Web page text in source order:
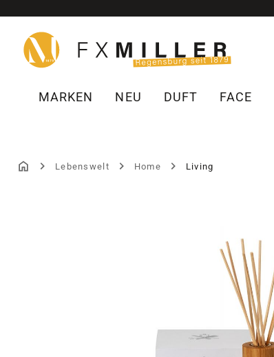
Hauptinhalt springen
Zur Suche springen
Zur Hauptnavigation springen
MARKEN NEU DUFT FACE
Lebenswelt Home Living